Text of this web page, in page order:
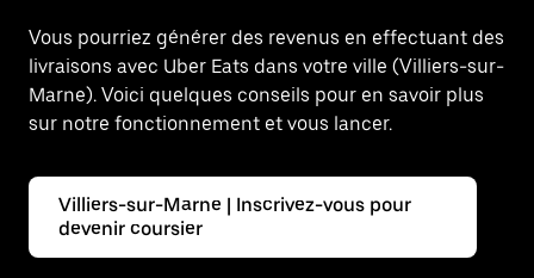
Vous pourriez générer des revenus en effectuant des
livraisons avec Uber Eats dans votre ville (Villiers-sur-
Marne). Voici quelques conseils pour en savoir plus
sur notre fonctionnement et vous lancer.
Villiers-sur-Marne | Inscrivez-vous pour
devenir coursier